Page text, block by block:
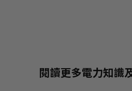
閱讀更多電力知識